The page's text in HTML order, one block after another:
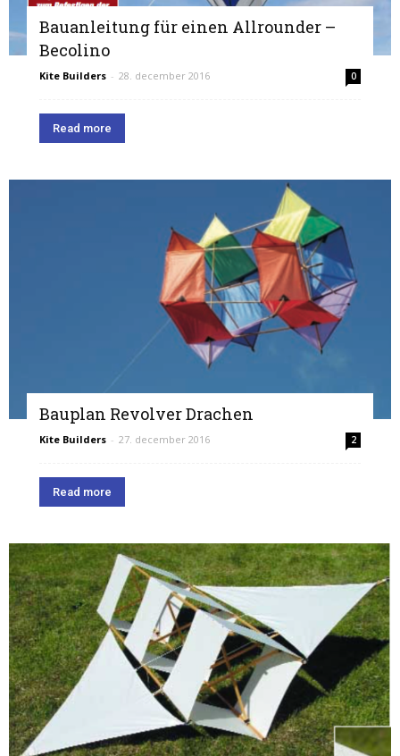
Bauanleitung für einen Allrounder –
Becolino
Kite Builders - 28. december 2016 0
Read more
Bauplan Revolver Drachen
Kite Builders - 27. december 2016 2
Read more